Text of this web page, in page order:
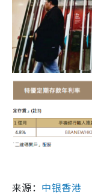
来源： 中银香港